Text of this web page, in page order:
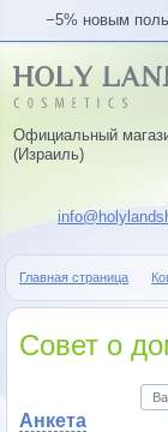
−5% новым
Официальный
(Израиль)
Главная страница
Совет о
Анкета